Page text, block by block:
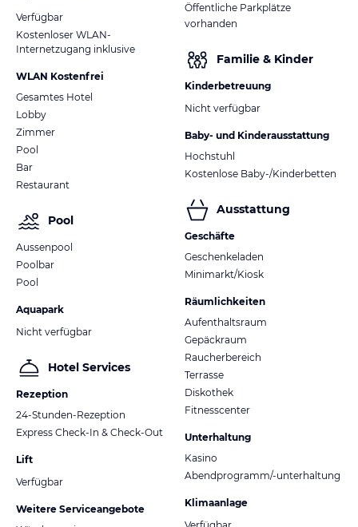
Verfügbar
Kostenloser WLAN-
Internetzugang inklusive
WLAN Kostenfrei
Gesamtes Hotel
Lobby
Zimmer
Pool
Bar
Restaurant
Pool
Aussenpool
Poolbar
Pool
Aquapark
Nicht verfügbar
Hotel Services
Rezeption
24-Stunden-Rezeption
Express Check-In & Check-Out
Lift
Verfügbar
Weitere Serviceangebote
Öffentliche Parkplätze
vorhanden
Familie & Kinder
Kinderbetreuung
Nicht verfügbar
Baby- und Kinderausstattung
Hochstuhl
Kostenlose Baby-/Kinderbetten
Ausstattung
Geschäfte
Geschenkeladen
Minimarkt/Kiosk
Räumlichkeiten
Aufenthaltsraum
Gepäckraum
Raucherbereich
Terrasse
Diskothek
Fitnesscenter
Unterhaltung
Kasino
Abendprogramm/-unterhaltung
Klimaanlage